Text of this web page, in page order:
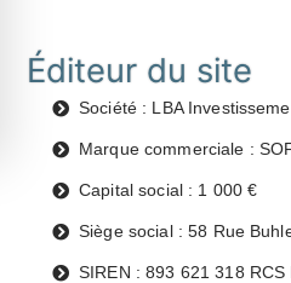
Éditeur du site
Société : LBA
Marque commerciale :
Capital social : 1 000 €
Siège social : 58 Rue
SIREN : 893 621 318 RCS